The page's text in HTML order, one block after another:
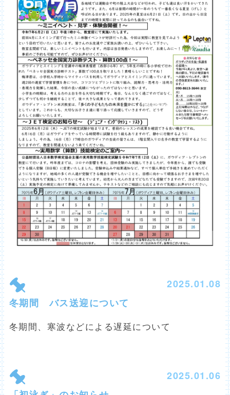
2025.01.08
冬期間 バス送迎について
冬期間、寒波などによる遅延について
2025.01.06